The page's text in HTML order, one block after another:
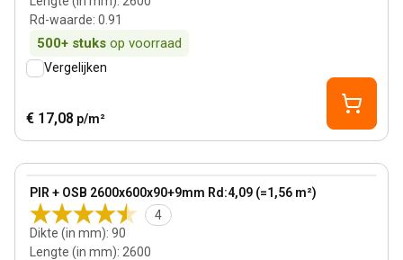
Rd-waarde: 0.91
500+ stuks op voorraad
Vergelijken
€ 17,08 p/m²
PIR + OSB 2600x600x90+9mm Rd:4,09 (=1,56 m²)
4
Dikte (in mm): 90
Lengte (in mm): 2600
View product